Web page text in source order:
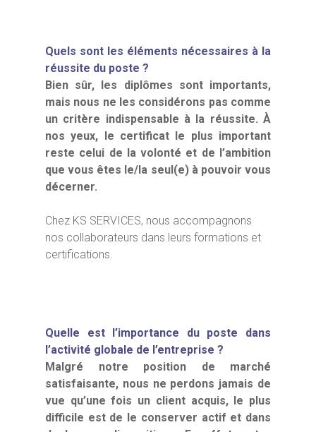
Quels sont les éléments nécessaires à la
réussite du poste ?
Bien sûr, les diplômes sont importants,
mais nous ne les considérons pas comme
un critère indispensable à la réussite. À
nos yeux, le certificat le plus important
reste celui de la volonté et de l’ambition
que vous êtes le/la seul(e) à pouvoir vous
décerner.
Chez KS SERVICES, nous accompagnons
nos collaborateurs dans leurs formations et
certifications.
Quelle est l’importance du poste dans
l’activité globale de l’entreprise ?
Malgré notre position de marché
satisfaisante, nous ne perdons jamais de
vue qu’une fois un client acquis, le plus
difficile est de le conserver actif et dans